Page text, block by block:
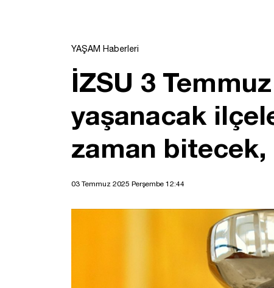
YAŞAM Haberleri
İZSU 3
yaşanacak
zaman
03 Temmuz 2025 Perşembe 12:44